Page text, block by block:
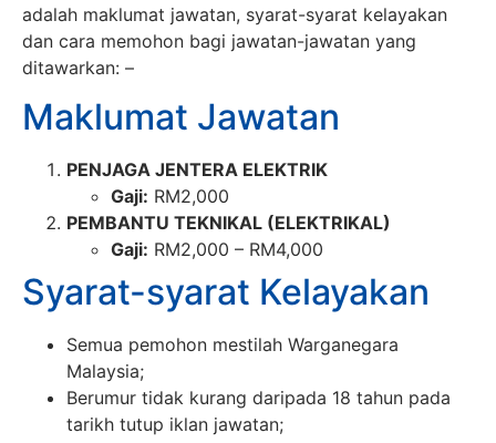
adalah maklumat jawatan, syarat-syarat kelayakan
dan cara memohon bagi jawatan-jawatan yang
ditawarkan: –
Maklumat Jawatan
PENJAGA JENTERA ELEKTRIK
Gaji: RM2,000
PEMBANTU TEKNIKAL (ELEKTRIKAL)
Gaji: RM2,000 – RM4,000
Syarat-syarat Kelayakan
Semua pemohon mestilah Warganegara
Malaysia;
Berumur tidak kurang daripada 18 tahun pada
tarikh tutup iklan jawatan;